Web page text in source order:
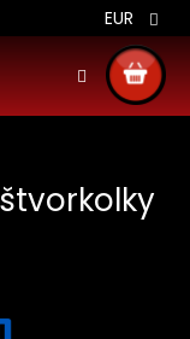
Doprava
EUR
KOŠÍK